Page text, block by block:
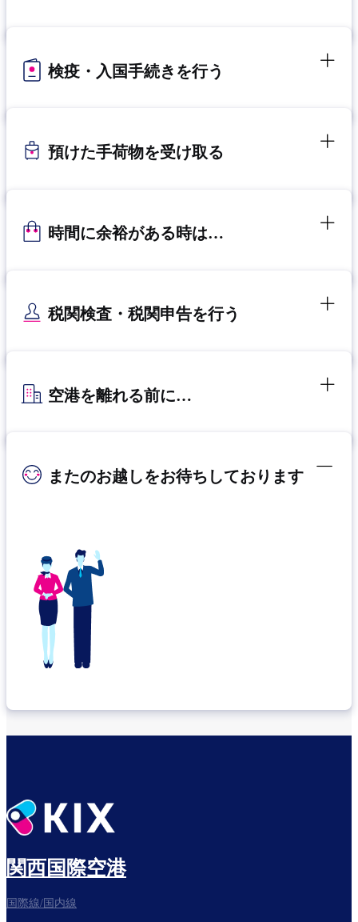
検疫・入国手続きを行う
預けた手荷物を受け取る
時間に余裕がある時は…
税関検査・税関申告を行う
空港を離れる前に…
またのお越しをお待ちしております
関西国際空港
国際線/国内線